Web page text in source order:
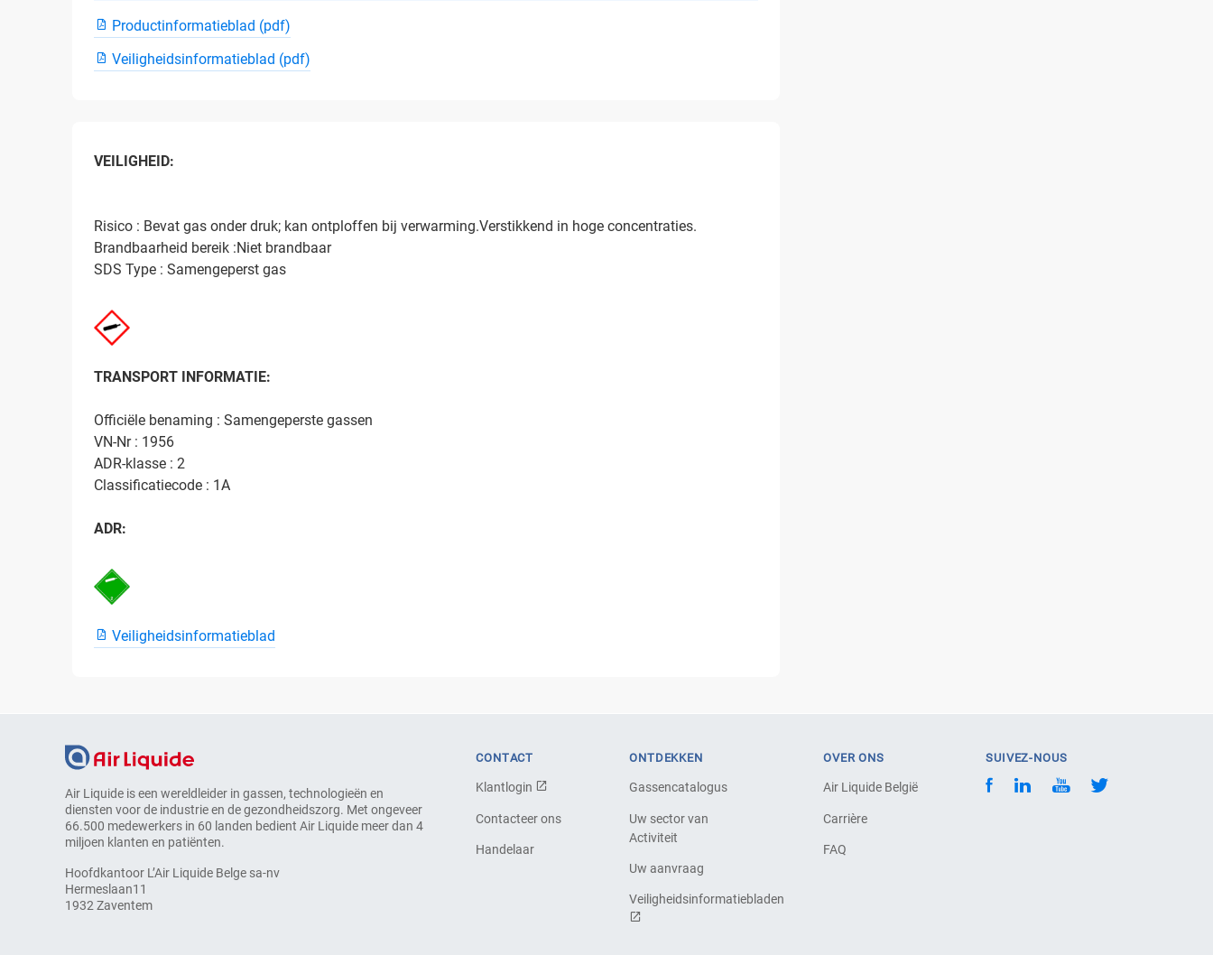
Productinformatieblad (pdf)
Veiligheidsinformatieblad (pdf)
VEILIGHEID:
Risico : Bevat gas onder druk; kan ontploffen bij verwarming.Verstikkend in hoge concentraties.
Brandbaarheid bereik :Niet brandbaar
SDS Type : Samengeperst gas
TRANSPORT INFORMATIE:
Officiële benaming : Samengeperste gassen
VN-Nr : 1956
ADR-klasse : 2
Classificatiecode : 1A
ADR:
Veiligheidsinformatieblad
Air Liquide is een wereldleider in gassen, technologieën en
diensten voor de industrie en de gezondheidszorg. Met ongeveer
66.500 medewerkers in 60 landen bedient Air Liquide meer dan 4
miljoen klanten en patiënten.
Hoofdkantoor L’Air Liquide Belge sa-nv
Hermeslaan11
1932 Zaventem
CONTACT
Klantlogin
Contacteer ons
Handelaar
ONTDEKKEN
Gassencatalogus
Uw sector van
Activiteit
Uw aanvraag
Veiligheidsinformatiebladen
OVER ONS
Air Liquide België
Carrière
FAQ
SUIVEZ-NOUS